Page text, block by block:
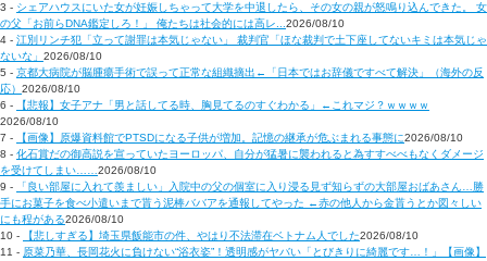
3 - シェアハウスにいた女が妊娠しちゃって大学を中退したら、その女の親が怒鳴り込んできた。 女
の父「お前らDNA鑑定しろ！」 俺たちは社会的には高レ...2026/08/10
4 - 江別リンチ犯「立って謝罪は本気じゃない」 裁判官「ほな裁判で土下座してないキミは本気じゃ
ないな」 2026/08/10
5 - 京都大病院が脳腫瘍手術で誤って正常な組織摘出←「日本ではお辞儀ですべて解決」（海外の反
応） 2026/08/10
6 -
【悲報】女子アナ「男と話してる時、胸見てるのすぐわかる」←これマジ？ｗｗｗｗ
2026/08/10
7 -
【画像】原爆資料館でPTSDになる子供が増加。記憶の継承が危ぶまれる事態に2026/08/10
8 - 化石賞だの御高説を宣っていたヨーロッパ、自分が猛暑に襲われると為すすべべもなくダメージ
を受けてしまい……2026/08/10
9 -
「良い部屋に入れて羨ましい」入院中の父の個室に入り浸る見ず知らずの大部屋おばあさん…勝
手にお菓子を食べ小遣いまで貰う泥棒ババアを通報してやった ←赤の他人から金貰うとか図々しい
にも程がある2026/08/10
10 -
【悲しすぎる】埼玉県飯能市の件、やはり不法滞在ベトナム人でした2026/08/10
11 - 原菜乃華、長岡花火に負けない“浴衣姿”！透明感がヤバい「とびきりに綺麗です…！」【画像】